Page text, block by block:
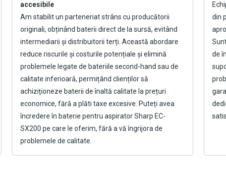
accesibile
Am stabilit un parteneriat strâns cu producătorii
originali, obținând baterii direct de la sursă, evitând
intermediarii și distribuitorii terți. Această abordare
reduce riscurile și costurile potențiale și elimină
problemele legate de bateriile second-hand sau de
calitate inferioară, permițând clienților să
achiziționeze baterii de înaltă calitate la prețuri
economice, fără a plăti taxe excesive. Puteți avea
încredere în baterie pentru aspirator Sharp EC-
SX200 pe care le oferim, fără a vă îngrijora de
problemele de calitate.
din
de